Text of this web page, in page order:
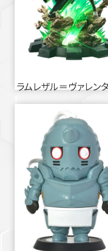
ラムレザル＝ヴァレン